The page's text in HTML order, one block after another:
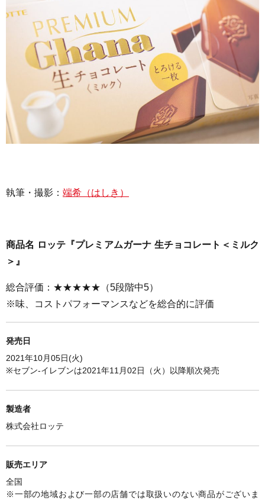
執筆・撮影： 端希（はしき）
商品名 ロッテ『プレミアムガーナ 生チョコレート＜ミルク
＞』
総合評価：★★★★★（5段階中5）
※味、コストパフォーマンスなどを総合的に評価
発売日
2021年10月05日(火)
※セブン-イレブンは2021年11月02日（火）以降順次発売
製造者
株式会社ロッテ
販売エリア
全国
※一部の地域および一部の店舗では取扱いのない商品がございま